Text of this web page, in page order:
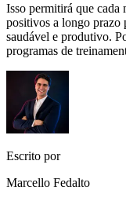
Isso permitirá que cada
positivos a longo prazo
saudável e produtivo.
programas de
Escrito por
Marcello Fedalto